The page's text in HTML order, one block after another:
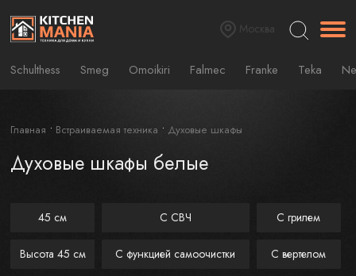
Москва
Schulthess Smeg Omoikiri Falmec Franke Teka
Главная Встраиваемая техника Духовые шкафы
Духовые шкафы белые
45 см
Высота 45 см
C СВЧ
C функцией самоочистки
С грилем
С вертелом